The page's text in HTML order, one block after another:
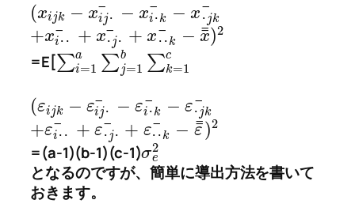
(xijk − xij ･
¯ − xi ･k
¯ − x ･ jk
¯
+xi ･ ･
¯ + x･ j ･
¯ + x ･ ･k
¯ − x
¯
¯)2
=E[∑a
i=1 ∑b
j=1 ∑c
k=1
(εijk − εij ･
¯ − εi ･k
¯ − ε ･ jk
¯
+εi ･ ･
¯ + ε ･ j ･
¯ + ε･ ･k
¯ − ε
¯
¯)2
=(a-1)(b-1)(c-1)σ2
e
となるのですが、簡単に導出方法を書いて
おきます。